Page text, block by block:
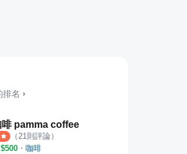
排名 ›
啡 pamma coffee
（ 21 則評論）
500 ・ 咖啡